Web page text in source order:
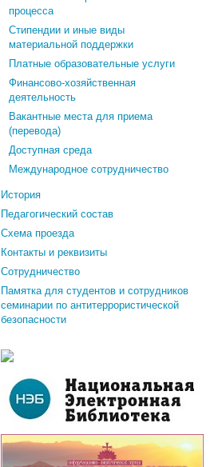
процесса
Стипендии и иные виды
материальной поддержки
Платные образовательные услуги
Финансово-хозяйственная
деятельность
Вакантные места для приема
(перевода)
Доступная среда
Международное сотрудничество
История
Педагогический состав
Схема проезда
Контакты и реквизиты
Сотрудничество
Памятка для студентов и сотрудников
семинарии по антитеррористической
безопасности